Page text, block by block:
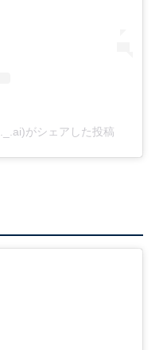
がシェアした投稿